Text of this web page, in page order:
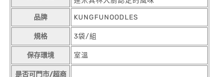
品牌 KUNGFUNOODLES
規格 3袋/組
保存環境 室溫
是否可門市/超商